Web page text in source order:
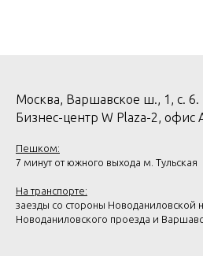
Москва, Варшавское ш., 1, с. 6.
Бизнес-центр W Plaza-2, офис
Пешком:
7 минут от южного выхода м. Тульская
На транспорте:
заезды со стороны Новоданиловской
Новоданиловского проезда и